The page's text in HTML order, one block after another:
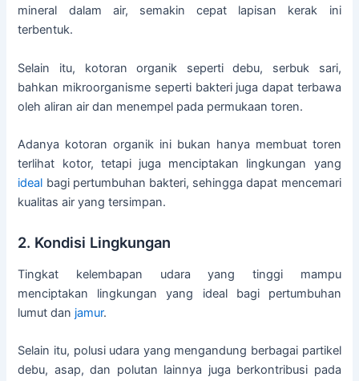
mineral dalam air, semakin cepat lapisan kerak ini
terbentuk.
Selain itu, kotoran organik seperti debu, serbuk sari,
bahkan mikroorganisme seperti bakteri juga dapat terbawa
oleh aliran air dan menempel pada permukaan toren.
Adanya kotoran organik ini bukan hanya membuat toren
terlihat kotor, tetapi juga menciptakan lingkungan yang
ideal bagi pertumbuhan bakteri, sehingga dapat mencemari
kualitas air yang tersimpan.
2. Kondisi Lingkungan
Tingkat kelembapan udara yang tinggi mampu
menciptakan lingkungan yang ideal bagi pertumbuhan
lumut dan jamur.
Selain itu, polusi udara yang mengandung berbagai partikel
debu, asap, dan polutan lainnya juga berkontribusi pada